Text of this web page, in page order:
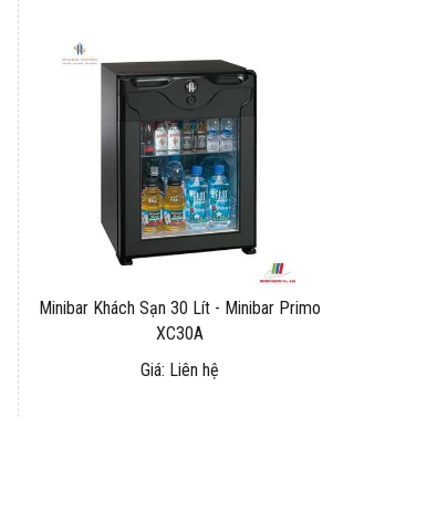
Minibar Khách Sạn 30 Lít - Minibar Primo
XC30A
Giá: Liên hệ